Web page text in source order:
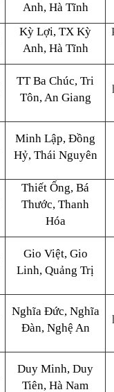
Anh, Hà Tĩnh
Kỳ Lợi, TX Kỳ
Anh, Hà Tĩnh
TT Ba Chúc, Tri
Tôn, An Giang
Minh Lập, Đồng
Hỷ, Thái Nguyên
Thiết Ống, Bá
Thước, Thanh
Hóa
Gio Việt, Gio
Linh, Quảng Trị
Nghĩa Đức, Nghĩa
Đàn, Nghệ An
Duy Minh, Duy
Tiên, Hà Nam